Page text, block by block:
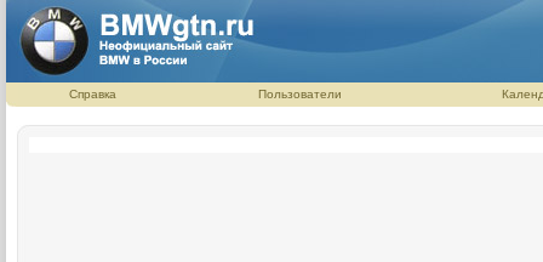
Справка Пользователи